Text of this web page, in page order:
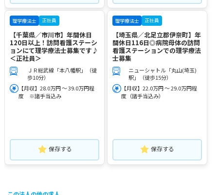
理学療法士 正社員
【千葉県／市川市】年間休日
120日以上！訪問看護ステーシ
ョンにて理学療法士募集です♪
＜正社員＞
ＪＲ総武線「本八幡駅」（徒
歩10分）
【月収】28.0万円 ～ 39.0万円程
度 ※諸手当込み
保存する
理学療法士 正社員
【埼玉県／北足立郡伊奈町】年
間休日116日◎病院母体の訪問
看護ステーションでの理学療法
士募集
ニューシャトル「丸山(埼玉)
駅」（徒歩15分）
【月収】22.0万円 ～ 29.0万円程
度（諸手当込み）
保存する